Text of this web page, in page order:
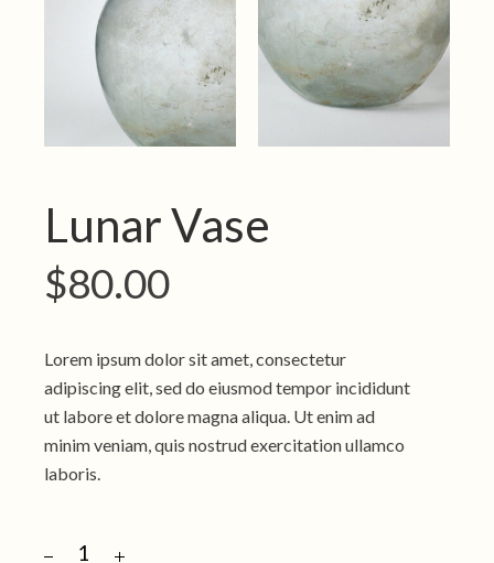
Lunar Vase
$80.00
Lorem ipsum dolor sit amet, consectetur
adipiscing elit, sed do eiusmod tempor incididunt
ut labore et dolore magna aliqua. Ut enim ad
minim veniam, quis nostrud exercitation ullamco
laboris.